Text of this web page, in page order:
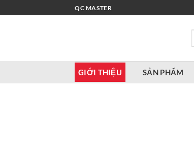
qua
QC MASTER
GIỚI THIỆU SẢN PHẨM